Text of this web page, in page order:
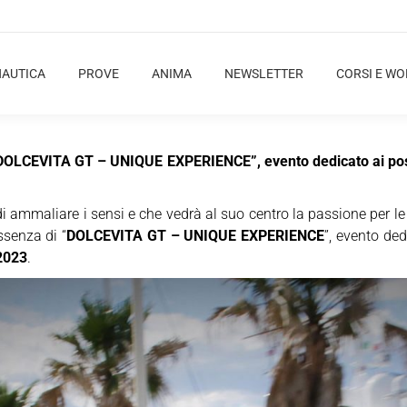
PROVE ANIMA NEWSLETTER CORSI E
GT – UNIQUE EXPERIENCE”, evento dedicato ai
ammaliare i sensi e che vedrà al suo centro la passione per
di “DOLCEVITA GT – UNIQUE EXPERIENCE”, evento
.